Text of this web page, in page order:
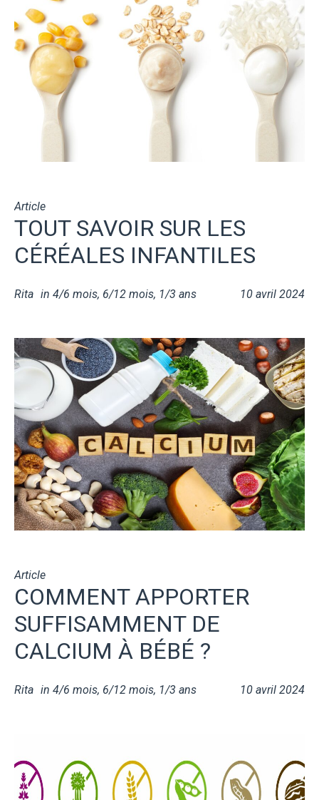
Article
TOUT SAVOIR SUR LES
CÉRÉALES INFANTILES
10 avril 2024
Rita in 4/6 mois, 6/12 mois, 1/3 ans
Article
COMMENT APPORTER
SUFFISAMMENT DE
CALCIUM À BÉBÉ ?
10 avril 2024
Rita in 4/6 mois, 6/12 mois, 1/3 ans